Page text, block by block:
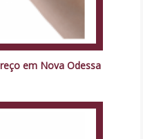
em Nova Odessa